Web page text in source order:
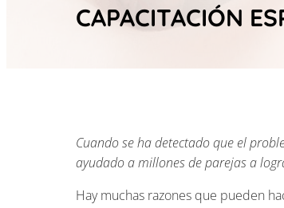
CAPACITACIÓN
Cuando se ha detectado que el
ayudado a millones de parejas a
Hay muchas razones que pueden